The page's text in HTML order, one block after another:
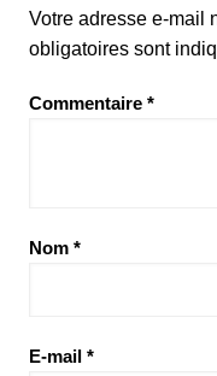
Votre adresse e-mail
obligatoires sont
Commentaire *
Nom *
E-mail *